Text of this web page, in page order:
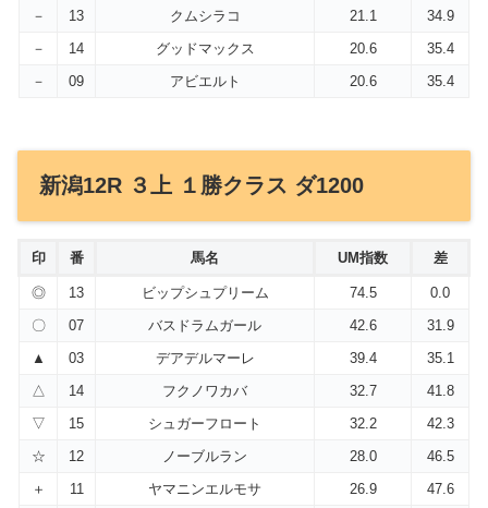
－
13 クムシラコ 21.1
34.9
－
14 グッドマックス 20.6
35.4
－
09 アビエルト 20.6 35.4
新潟12R ３上 １勝クラス ダ1200
印 番 馬名 UM指数 差
◎ 13 ビップシュプリーム 74.5
0.0
〇
07 バスドラムガール 42.6
31.9
▲
03 デアデルマーレ 39.4
35.1
△
14 フクノワカバ 32.7
41.8
▽
15 シュガーフロート 32.2
42.3
☆
12 ノーブルラン 28.0
46.5
＋
11 ヤマニンエルモサ 26.9
47.6